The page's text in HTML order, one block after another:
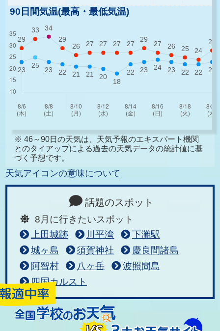
90日間気温(最高・最低気温)
※ 46～90日の天気は、天気予報のエキスパート機関
とのタイアップによる過去の天気データの統計値に基
づく予想です。
天気アイコンの意味について
話題のスポット
8月に行きたいスポット
上田城跡
川平湾
下灘駅
城ヶ島
須賀神社
慶良間諸島
阿智村
八ヶ岳
波照間島
四国カルスト